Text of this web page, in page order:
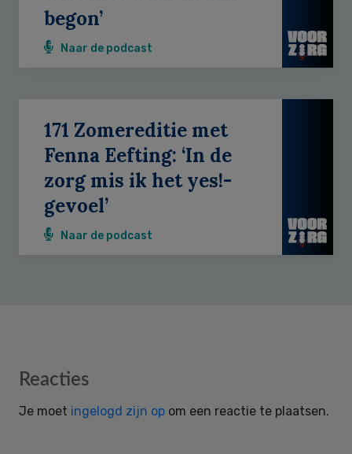
begon’
Naar de podcast
171 Zomereditie met
Fenna Eefting: ‘In de
zorg mis ik het yes!-
gevoel’
Naar de podcast
Reader
Reacties
Je moet ingelogd zijn op om een reactie te plaatsen.